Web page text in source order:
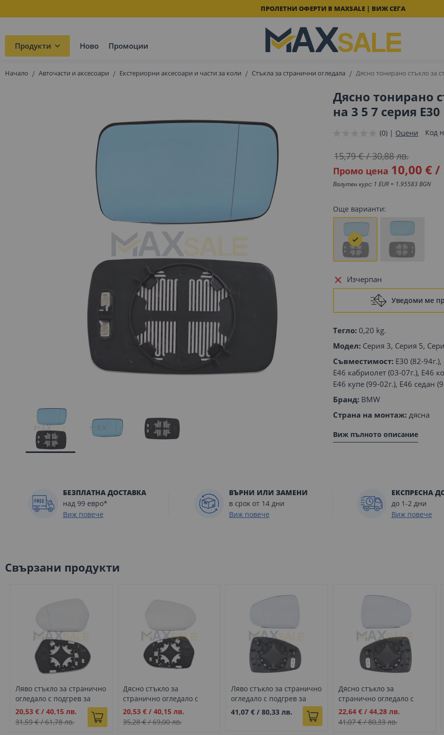
ПРОЛЕТНИ ОФЕРТИ В MAXSALE | ВИЖ СЕГА
Продукти Ново Промоции
Начало Авточасти и аксесоари Екстериорни аксесоари и части за коли Стъкла за странични огледала Дясно тонирано стъкло за
на
галерия
Дясно тонирано
на 3 5 7 серия E30
(0) | Оцени Код
Промо цена 10,00 €/
15,79 €/30,88 лв.
Валутен курс: 1 EUR = 1.95583 BGN
Още варианти:
Изчерпан
Уведоми ме
Тегло: 0,20 kg.
Модел: Серия 3, Серия 5,
Съвместимост: E30 (82-
E46 кабриолет (03-07г.), E46
E46 купе (99-02г.), E46 седан
Бранд: BMW
Страна на монтаж: дясна
Виж пълното описание
БЕЗПЛАТНА ДОСТАВКА
над 99 евро*
Виж повече
ВЪРНИ ИЛИ ЗАМЕНИ
в срок от 14 дни
Виж повече
ЕКСПРЕСНА
до 1-2 дни
Виж повече
Свързани продукти
Ляво стъкло за странично
огледало с подгрев за
Audi A6 C7 (2011-2015)
Промо
цена
20,53 €/ 40,15 лв.
31,59 €/61,78 лв.
Дясно стъкло за
странично огледало с
подгрев за Audi A6 C7
(2011-2015)
Промо
цена
20,53 € /40,15 лв.
35,28 €/69,00 лв.
Ляво стъкло за странично
огледало с подгрев за
Audi A1 (2010-2017)
41,07 €/ 80,33 лв.
Дясно стъкло за
странично огледало с
подгрев за Audi A1 (2010-
2017)
Промо
цена
22,64 €/ 44,28 лв.
41,07 €/80,33 лв.